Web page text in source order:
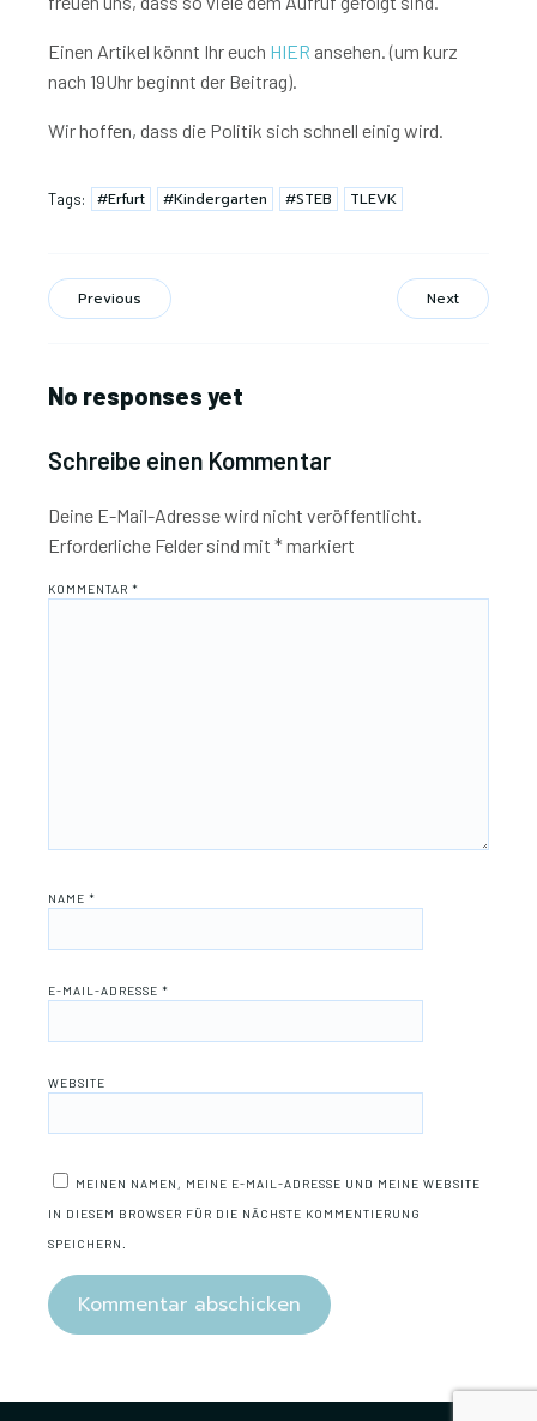
Einen Artikel könnt Ihr euch HIER ansehen. (um kurz
nach 19Uhr beginnt der Beitrag).
Wir hoffen, dass die Politik sich schnell einig wird.
Tags: #Erfurt #Kindergarten #STEB TLEVK
Previous Next
No responses yet
Schreibe einen Kommentar
Deine E-Mail-Adresse wird nicht veröffentlicht.
Erforderliche Felder sind mit * markiert
KOMMENTAR *
NAME *
E-MAIL-ADRESSE *
WEBSITE
MEINEN NAMEN, MEINE E-MAIL-ADRESSE UND MEINE WEBSITE
IN DIESEM BROWSER FÜR DIE NÄCHSTE KOMMENTIERUNG
SPEICHERN.